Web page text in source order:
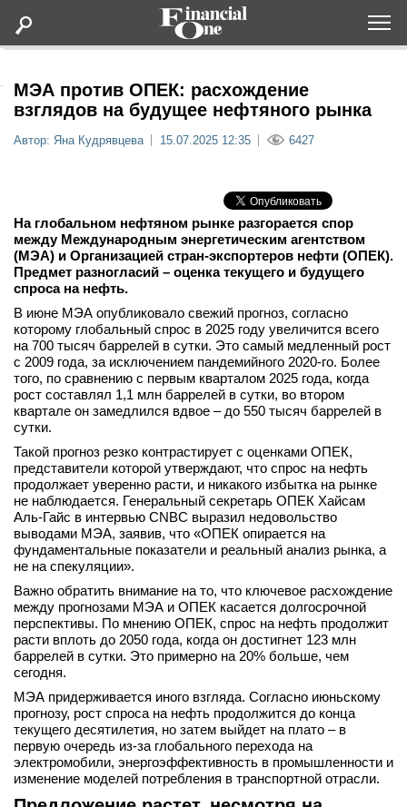
Статьи
Lifestyle
Мероприятия
Новости
Интервью
Стать автором
Вход
МЭА против ОПЕК: расхождение
взглядов на будущее нефтяного рынка
Автор: Яна Кудрявцева 15.07.2025 12:35 6427
На глобальном нефтяном рынке разгорается спор
между Международным энергетическим агентством
(МЭА) и Организацией стран-экспортеров нефти (ОПЕК).
Предмет разногласий – оценка текущего и будущего
спроса на нефть.
В июне МЭА опубликовало свежий прогноз, согласно
которому глобальный спрос в 2025 году увеличится всего
на 700 тысяч баррелей в сутки. Это самый медленный рост
с 2009 года, за исключением пандемийного 2020-го. Более
того, по сравнению с первым кварталом 2025 года, когда
рост составлял 1,1 млн баррелей в сутки, во втором
квартале он замедлился вдвое – до 550 тысяч баррелей в
сутки.
Такой прогноз резко контрастирует с оценками ОПЕК,
представители которой утверждают, что спрос на нефть
продолжает уверенно расти, и никакого избытка на рынке
не наблюдается. Генеральный секретарь ОПЕК Хайсам
Аль-Гайс в интервью CNBC выразил недовольство
выводами МЭА, заявив, что «ОПЕК опирается на
фундаментальные показатели и реальный анализ рынка, а
не на спекуляции».
Важно обратить внимание на то, что ключевое расхождение
между прогнозами МЭА и ОПЕК касается долгосрочной
перспективы. По мнению ОПЕК, спрос на нефть продолжит
расти вплоть до 2050 года, когда он достигнет 123 млн
баррелей в сутки. Это примерно на 20% больше, чем
сегодня.
МЭА придерживается иного взгляда. Согласно июньскому
прогнозу, рост спроса на нефть продолжится до конца
текущего десятилетия, но затем выйдет на плато – в
первую очередь из-за глобального перехода на
электромобили, энергоэффективность в промышленности и
изменение моделей потребления в транспортной отрасли.